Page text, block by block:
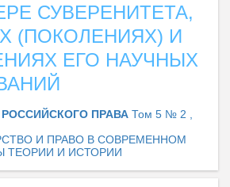
СУВЕРЕНИТЕТА,
(ПОКОЛЕНИЯХ) И
ЕГО НАУЧНЫХ
ПРАВА Том 5 № 2 ,
И ПРАВО В СОВРЕМЕННОМ
ТЕОРИИ И ИСТОРИИ